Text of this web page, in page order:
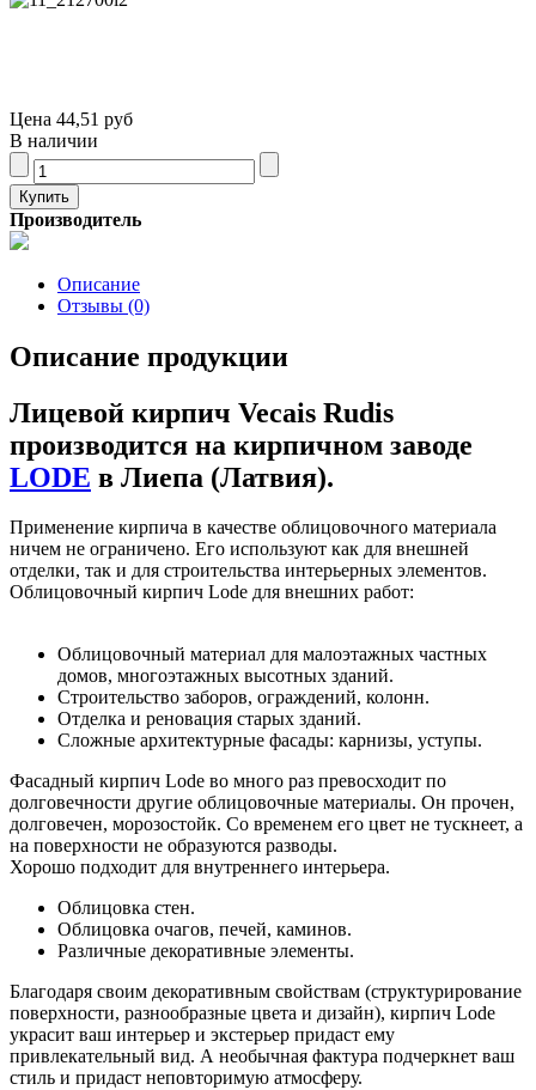
Цена 44,51 руб
В наличии
Производитель
Описание
Отзывы (0)
Описание продукции
Лицевой кирпич Vecais Rudis
производится на кирпичном заводе
LODE в Лиепа (Латвия).
Применение кирпича в качестве облицовочного материала
ничем не ограничено. Его используют как для внешней
отделки, так и для строительства интерьерных элементов.
Облицовочный кирпич Lode для внешних работ:
Облицовочный материал для малоэтажных частных
домов, многоэтажных высотных зданий.
Строительство заборов, ограждений, колонн.
Отделка и реновация старых зданий.
Сложные архитектурные фасады: карнизы, уступы.
Фасадный кирпич Lode во много раз превосходит по
долговечности другие облицовочные материалы. Он прочен,
долговечен, морозостойк. Со временем его цвет не тускнеет, а
на поверхности не образуются разводы.
Хорошо подходит для внутреннего интерьера.
Облицовка стен.
Облицовка очагов, печей, каминов.
Различные декоративные элементы.
Благодаря своим декоративным свойствам (структурирование
поверхности, разнообразные цвета и дизайн), кирпич Lode
украсит ваш интерьер и экстерьер придаст ему
привлекательный вид. А необычная фактура подчеркнет ваш
стиль и придаст неповторимую атмосферу.